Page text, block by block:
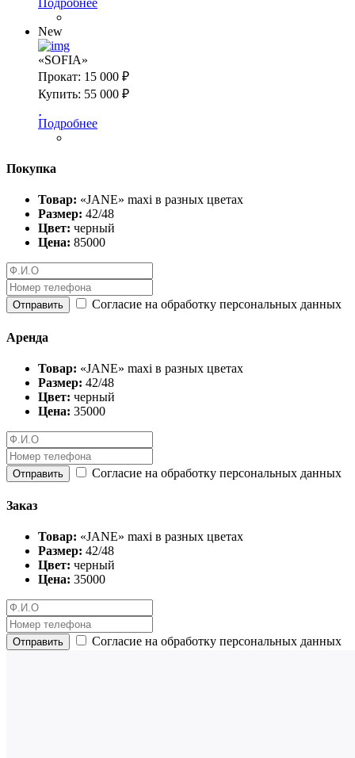
New
«SOFIA»
Прокат: 15 000 ₽
Купить: 55 000 ₽
Подробнее
Покупка
Товар: «JANE» maxi в разных цветах
Размер: 42/48
Цвет: черный
Цена: 85000
Отправить Согласие на обработку персональных данных
Аренда
Товар: «JANE» maxi в разных цветах
Размер: 42/48
Цвет: черный
Цена: 35000
Отправить Согласие на обработку персональных данных
Заказ
Товар: «JANE» maxi в разных цветах
Размер: 42/48
Цвет: черный
Цена: 35000
Отправить Согласие на обработку персональных данных